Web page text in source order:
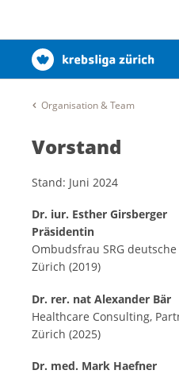
Organisation & Team
Vorstand
Stand: Juni 2024
Dr. iur. Esther Girsberger
Präsidentin
Ombudsfrau SRG deutsche
Zürich (2019)
Dr. rer. nat Alexander Bär
Healthcare Consulting,
Zürich (2025)
Dr. med. Mark Haefner